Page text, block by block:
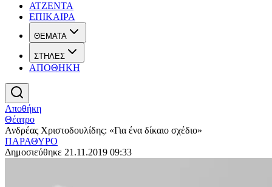
ΑΤΖΕΝΤΑ
ΕΠΙΚΑΙΡΑ
ΘΕΜΑΤΑ
ΣΤΗΛΕΣ
ΑΠΟΘΗΚΗ
Αποθήκη
Θέατρο
Ανδρέας Χριστοδουλίδης: «Για ένα δίκαιο σχέδιο»
ΠΑΡΑΘΥΡΟ
Δημοσιεύθηκε 21.11.2019 09:33